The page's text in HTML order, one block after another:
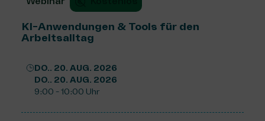
KI-Anwendungen & Tools für den
Arbeitsalltag
DO.. 20. AUG. 2026
DO.. 20. AUG. 2026
9:00 - 10:00 Uhr